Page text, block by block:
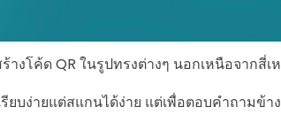
งโค้ด QR ในรูปทรงต่างๆ นอกเหนือจากสี่เ
บง่ายแต่สแกนได้ง่าย แต่เพื่อตอบคำถามข้า